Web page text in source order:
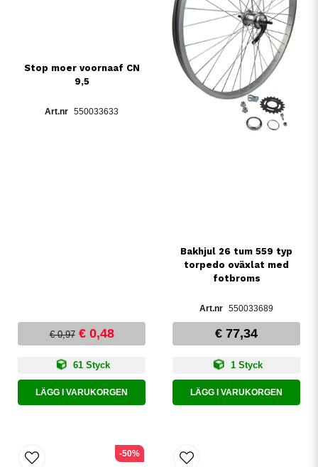
Stop moer voornaaf CN
9,5
550033633
€ 0,97 € 0,48
61 Styck
LÄGG I VARUKORGEN
Bakhjul 26 tum 559 typ
torpedo oväxlat med
fotbroms
550033689
€ 77,34
1 Styck
LÄGG I VARUKORGEN
-50%